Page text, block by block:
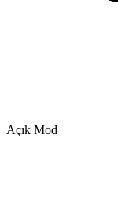
Açık Mod